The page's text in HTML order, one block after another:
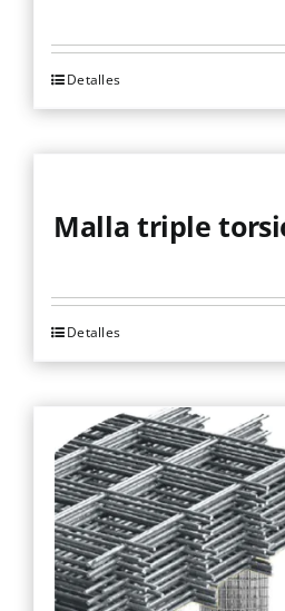
Detalles
Malla triple
Este
producto
tiene
múltiples
variantes.
Las
opciones
se
pueden
Detalles